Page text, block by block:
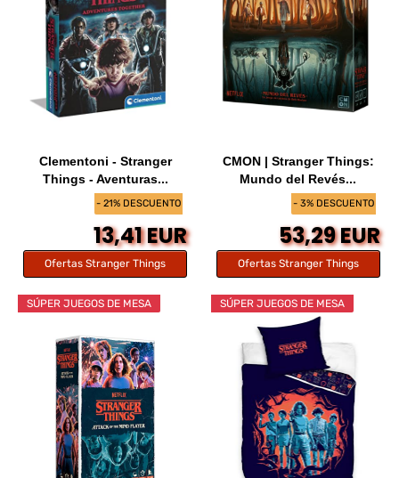
- 21% DESCUENTO
Clementoni - Stranger
Things - Aventuras...
13,41 EUR
Ofertas Stranger Things
- 3% DESCUENTO
CMON | Stranger Things:
Mundo del Revés...
53,29 EUR
Ofertas Stranger Things
SÚPER JUEGOS DE MESA SÚPER JUEGOS DE MESA